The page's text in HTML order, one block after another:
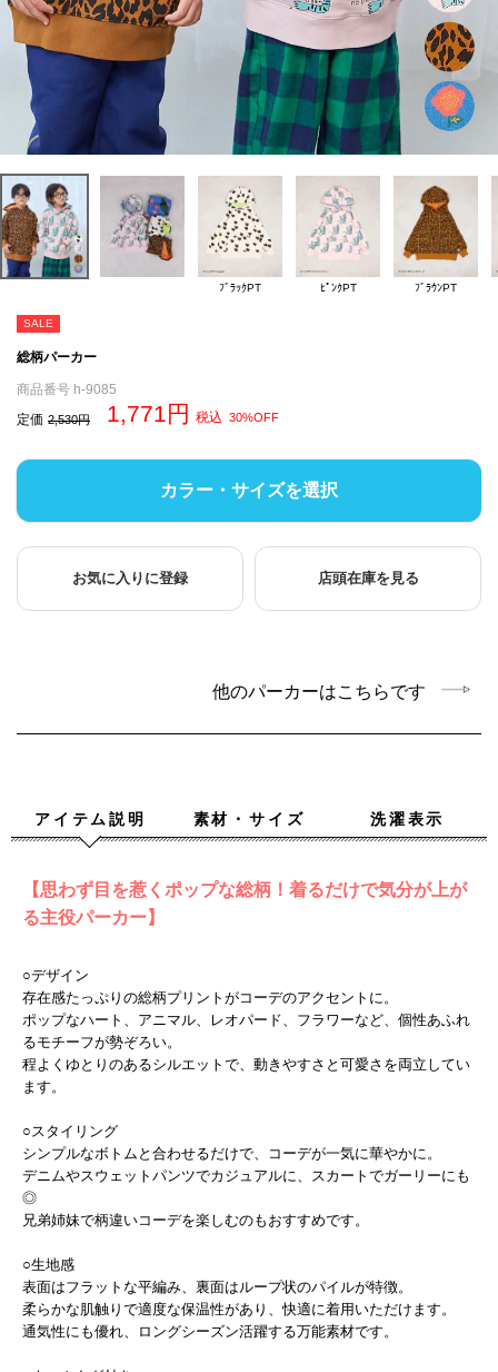
ﾌﾞﾗｯｸPT ﾋﾟﾝｸPT ﾌﾞﾗｳﾝPT
SALE
総柄パーカー
商品番号 h-9085
定価 2,530 1,771 税込 30%OFF
カラー・サイズを選択
お気に入りに登録 店頭在庫を見る
他のパーカーはこちらです
アイテム説明 素材・サイズ 洗濯表示
【思わず目を惹くポップな総柄！着るだけで気分が上が
る主役パーカー】
○デザイン
存在感たっぷりの総柄プリントがコーデのアクセントに。
ポップなハート、アニマル、レオパード、フラワーなど、個性あふれ
るモチーフが勢ぞろい。
程よくゆとりのあるシルエットで、動きやすさと可愛さを両立してい
ます。
○スタイリング
シンプルなボトムと合わせるだけで、コーデが一気に華やかに。
デニムやスウェットパンツでカジュアルに、スカートでガーリーにも
◎
兄弟姉妹で柄違いコーデを楽しむのもおすすめです。
○生地感
表面はフラットな平編み、裏面はループ状のパイルが特徴。
柔らかな肌触りで適度な保温性があり、快適に着用いただけます。
通気性にも優れ、ロングシーズン活躍する万能素材です。